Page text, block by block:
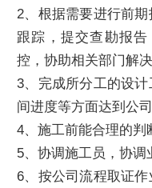
2、根据需要进行前
跟踪，提交查勘报
控，协助相关部门解
3、完成所分工的设
间进度等方面达到公司
4、施工前能合理的判
5、协调施工员，协调
6、按公司流程取证